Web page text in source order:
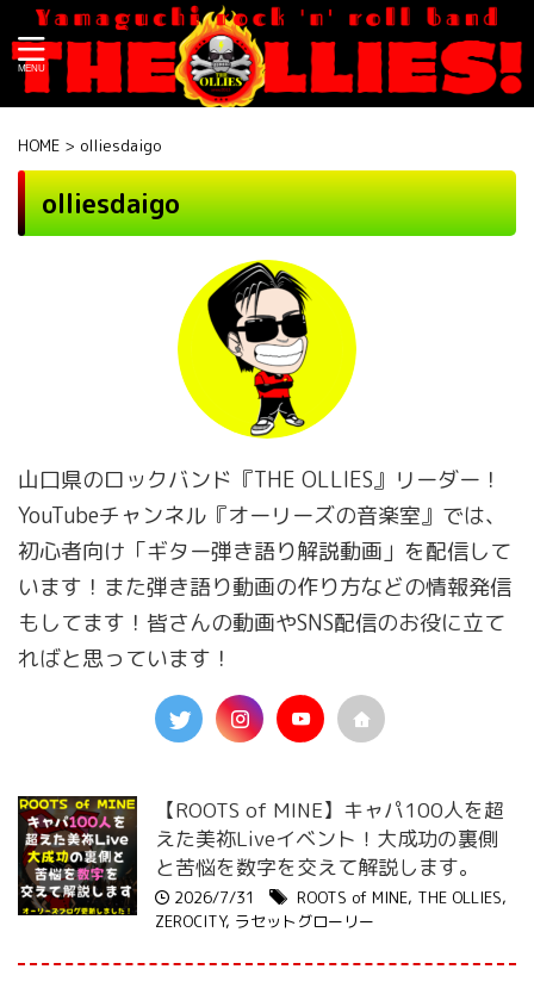
HOME > olliesdaigo
olliesdaigo
山口県のロックバンド『THE OLLIES』リーダー！
YouTubeチャンネル『オーリーズの音楽室』では、
初心者向け「ギター弾き語り解説動画」を配信して
います！また弾き語り動画の作り方などの情報発信
もしてます！皆さんの動画やSNS配信のお役に立て
ればと思っています！
【ROOTS of MINE】キャパ100人を超
えた美祢Liveイベント！大成功の裏側
と苦悩を数字を交えて解説します。
2026/7/31 ROOTS of MINE, THE OLLIES,
ZEROCITY, ラセットグローリー